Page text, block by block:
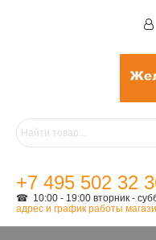
+7 495 502 32
☎ 10:00 - 19:00 вторник -
адрес и график работы